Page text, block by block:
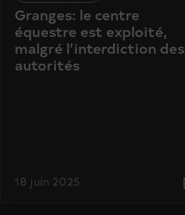
Granges: le centre
équestre est exploité,
malgré l’interdiction des
autorités
18 juin 2025